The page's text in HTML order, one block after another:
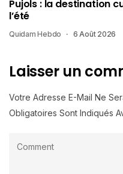
Pujols : la destination
l’été
Quidam Hebdo 6 Août 2026
Laisser un
Votre Adresse E-Mail Ne
Obligatoires Sont Indiqués